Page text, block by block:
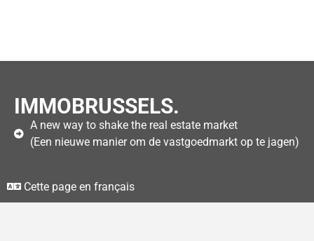
IMMOBRUSSELS.
A new way to shake the real estate market
(Een nieuwe manier om de vastgoedmarkt op te jagen)
Cette page en français